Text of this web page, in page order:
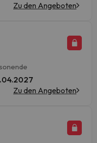
Zu den Angeboten
Zu den Angeboten